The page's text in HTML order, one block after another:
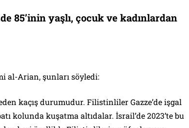
85’inin yaşlı, çocuk ve kadınlardan
al-Arian, şunları söyledi:
kaçış durumudur. Filistinliler Gazze’de işgal
kolunda kuşatma altıdalar. İsrail’de 2023’te bu